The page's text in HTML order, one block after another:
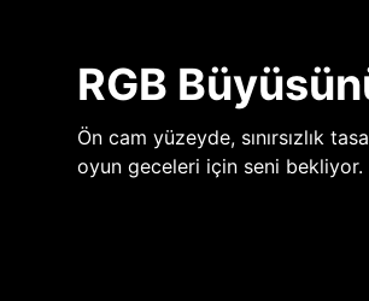
RGB
Ön cam yüzeyde, sınırsızlık
oyun geceleri için seni bekliyor.